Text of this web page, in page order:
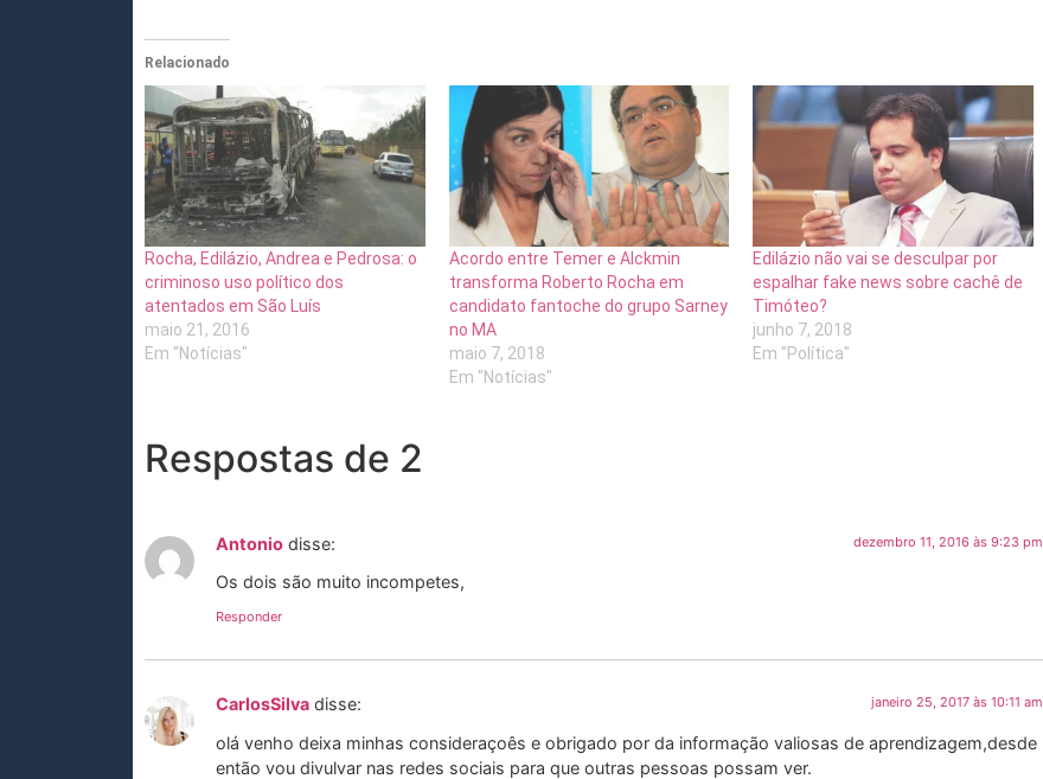
Relacionado
Rocha, Edilázio, Andrea e Pedrosa: o
criminoso uso político dos
atentados em São Luís
maio 21, 2016
Em "Notícias"
Acordo entre Temer e Alckmin
transforma Roberto Rocha em
candidato fantoche do grupo Sarney
no MA
maio 7, 2018
Em "Notícias"
Edilázio não vai se desculpar por
espalhar fake news sobre cachê de
Timóteo?
junho 7, 2018
Em "Política"
Respostas de 2
Antonio disse: dezembro 11, 2016 às 9:23 pm
Os dois são muito incompetes,
Responder
CarlosSilva disse: janeiro 25, 2017 às 10:11 am
olá venho deixa minhas consideraçoês e obrigado por da informação valiosas de aprendizagem,desde
então vou divulvar nas redes sociais para que outras pessoas possam ver.